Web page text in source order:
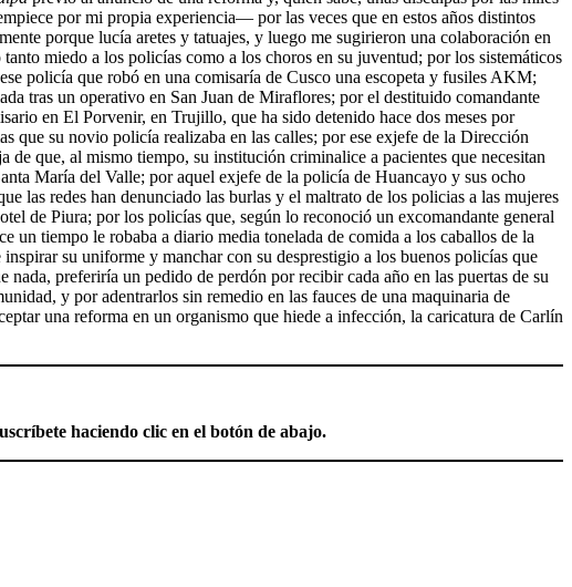
por mi propia experiencia— por las veces que en estos años distintos
porque lucía aretes y tatuajes, y luego me sugirieron una colaboración en
miedo a los policías como a los choros en su juventud; por los sistemáticos
policía que robó en una comisaría de Cusco una escopeta y fusiles AKM;
tras un operativo en San Juan de Miraflores; por el destituido comandante
en El Porvenir, en Trujillo, que ha sido detenido hace dos meses por
que su novio policía realizaba en las calles; por ese exjefe de la Dirección
que, al mismo tiempo, su institución criminalice a pacientes que necesitan
María del Valle; por aquel exjefe de la policía de Huancayo y sus ocho
las redes han denunciado las burlas y el maltrato de los policias a las mujeres
de Piura; por los policías que, según lo reconoció un excomandante general
un tiempo le robaba a diario media tonelada de comida a los caballos de la
su uniforme y manchar con su desprestigio a los buenos policías que
preferiría un pedido de perdón por recibir cada año en las puertas de su
y por adentrarlos sin remedio en las fauces de una maquinaria de
una reforma en un organismo que hiede a infección, la caricatura de Carlín
haciendo clic en el botón de abajo.